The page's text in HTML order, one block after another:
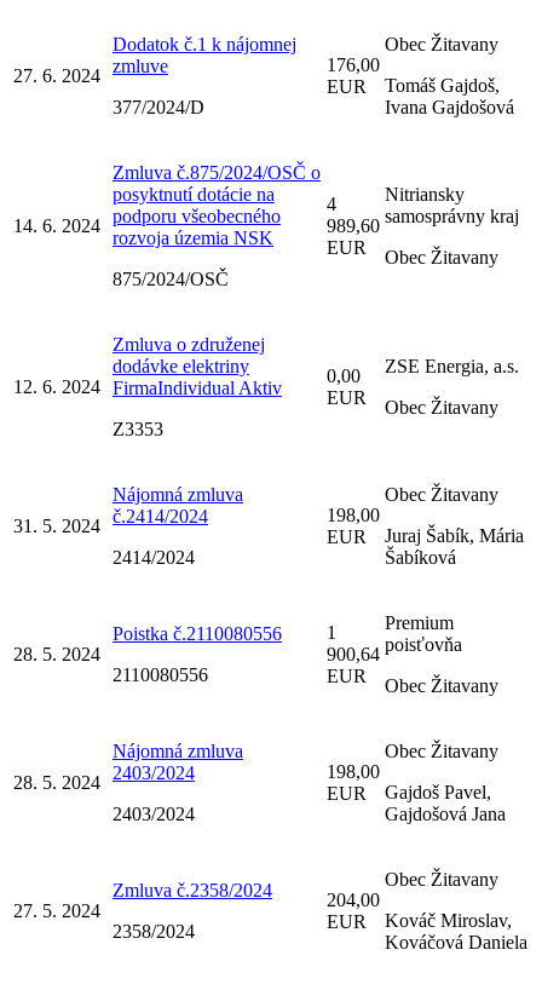
27. 6. 2024
Dodatok č.1 k nájomnej
zmluve
377/2024/D
176,00
EUR
Obec Žitavany
Tomáš Gajdoš,
Ivana Gajdošová
14. 6. 2024
Zmluva č.875/2024/OSČ o
posyktnutí dotácie na
podporu všeobecného
rozvoja územia NSK
875/2024/OSČ
4
989,60
EUR
Nitriansky
samosprávny kraj
Obec Žitavany
12. 6. 2024
Zmluva o združenej
dodávke elektriny
FirmaIndividual Aktiv
Z3353
0,00
EUR
ZSE Energia, a.s.
Obec Žitavany
31. 5. 2024
Nájomná zmluva
č.2414/2024
2414/2024
198,00
EUR
Obec Žitavany
Juraj Šabík, Mária
Šabíková
28. 5. 2024
Poistka č.2110080556
2110080556
1
900,64
EUR
Premium
poisťovňa
Obec Žitavany
28. 5. 2024
Nájomná zmluva
2403/2024
2403/2024
198,00
EUR
Obec Žitavany
Gajdoš Pavel,
Gajdošová Jana
27. 5. 2024
Zmluva č.2358/2024
2358/2024
204,00
EUR
Obec Žitavany
Kováč Miroslav,
Kováčová Daniela